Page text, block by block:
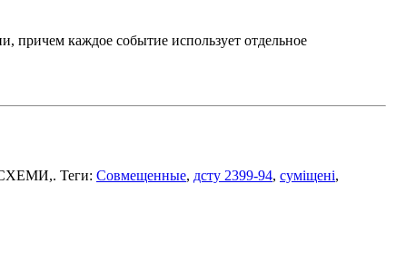
причем каждое событие использует отдельное
СХЕМИ,. Теги: Совмещенные, дсту 2399-94, суміщені,